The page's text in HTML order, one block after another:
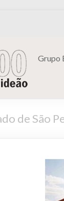
Grupo
de São